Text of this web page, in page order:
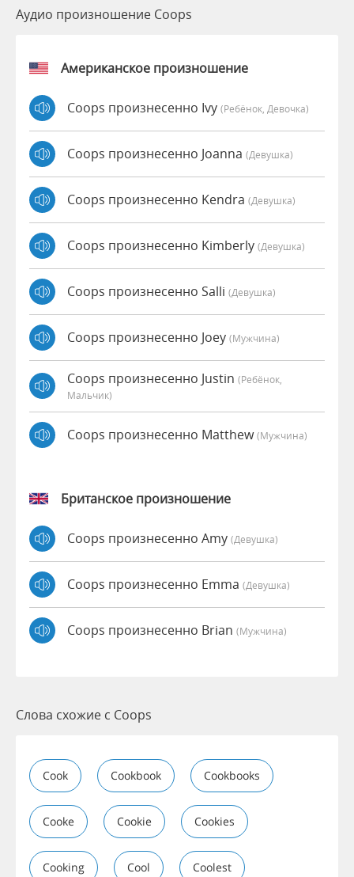
Аудио произношение Coops
Американское произношение
Coops произнесенно Ivy (Ребёнок, Девочка)
Coops произнесенно Joanna (девушка)
Coops произнесенно Kendra (девушка)
Coops произнесенно Kimberly (девушка)
Coops произнесенно Salli (девушка)
Coops произнесенно Joey (мужчина)
Coops произнесенно Justin (Ребёнок,
Мальчик)
Coops произнесенно Matthew(мужчина)
Британское произношение
Coops произнесенно Amy (девушка)
Coops произнесенно Emma (девушка)
Coops произнесенно Brian (мужчина)
Слова схожие с Coops
Cook Cookbook Cookbooks
Cooke Cookie Cookies
Cooking Cool Coolest